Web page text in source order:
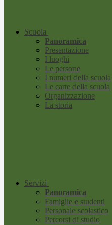
Scuola
Panoramica
Presentazione
I luoghi
Le persone
I numeri della scuola
Le carte della scuola
Organizzazione
La storia
Servizi
Panoramica
Famiglie e studenti
Personale scolastico
Percorsi di studio